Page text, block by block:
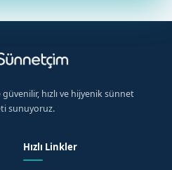
hızlı ve hijyenik sünnet
sunuyoruz.
Hızlı Linkler